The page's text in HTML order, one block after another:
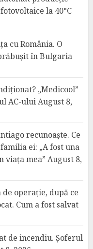
la 40°C
cu România. O
în Bulgaria
„Medicool”
AC-uluiAugust 8,
recunoaște. Ce
ei: „A fost una
viața mea” August 8,
operație, după ce
Cum a fost salvat
de incendiu. Șoferul